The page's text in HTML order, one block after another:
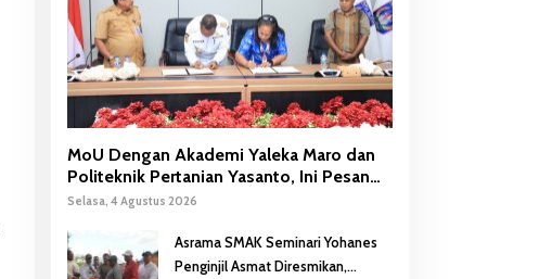
MoU Dengan Akademi Yaleka Maro dan
Politeknik Pertanian Yasanto, Ini Pesan
Gubernur Safanpo
Selasa, 4 Agustus 2026
Asrama SMAK Seminari Yohanes
Penginjil Asmat Diresmikan,